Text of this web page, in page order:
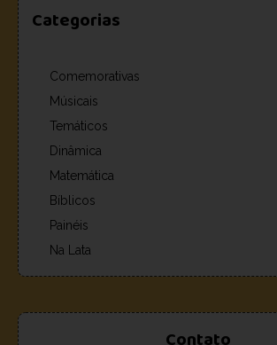
Categorias
Comemorativas
Músicais
Temáticos
Dinâmica
Matemática
Bíblicos
Painéis
Na Lata